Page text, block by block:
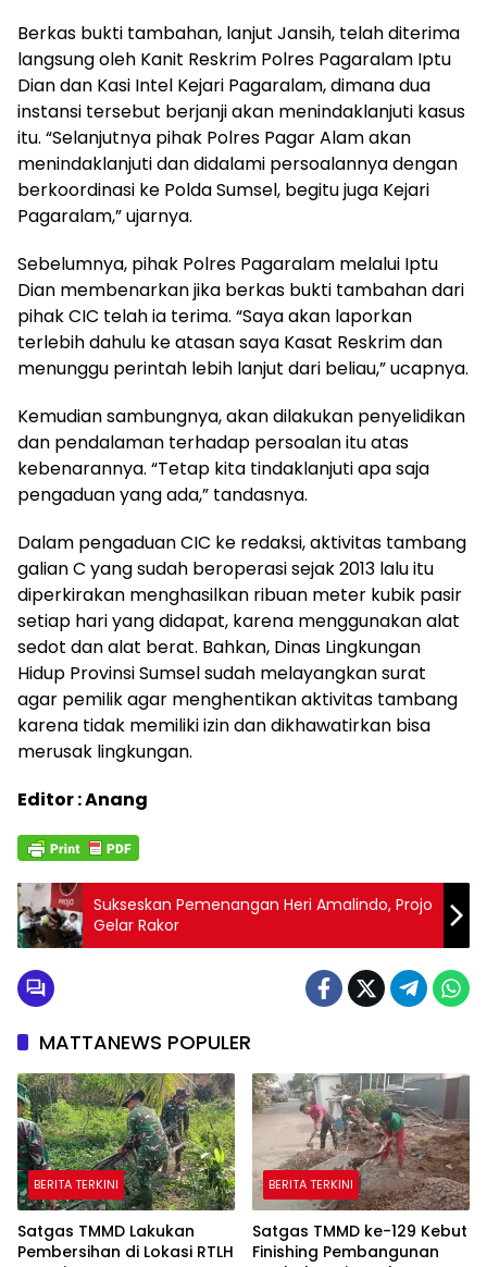
Berkas bukti tambahan, lanjut Jansih, telah diterima
langsung oleh Kanit Reskrim Polres Pagaralam Iptu
Dian dan Kasi Intel Kejari Pagaralam, dimana dua
instansi tersebut berjanji akan menindaklanjuti kasus
itu. “Selanjutnya pihak Polres Pagar Alam akan
menindaklanjuti dan didalami persoalannya dengan
berkoordinasi ke Polda Sumsel, begitu juga Kejari
Pagaralam,” ujarnya.
Sebelumnya, pihak Polres Pagaralam melalui Iptu
Dian membenarkan jika berkas bukti tambahan dari
pihak CIC telah ia terima. “Saya akan laporkan
terlebih dahulu ke atasan saya Kasat Reskrim dan
menunggu perintah lebih lanjut dari beliau,” ucapnya.
Kemudian sambungnya, akan dilakukan penyelidikan
dan pendalaman terhadap persoalan itu atas
kebenarannya. “Tetap kita tindaklanjuti apa saja
pengaduan yang ada,” tandasnya.
Dalam pengaduan CIC ke redaksi, aktivitas tambang
galian C yang sudah beroperasi sejak 2013 lalu itu
diperkirakan menghasilkan ribuan meter kubik pasir
setiap hari yang didapat, karena menggunakan alat
sedot dan alat berat. Bahkan, Dinas Lingkungan
Hidup Provinsi Sumsel sudah melayangkan surat
agar pemilik agar menghentikan aktivitas tambang
karena tidak memiliki izin dan dikhawatirkan bisa
merusak lingkungan.
Editor : Anang
Sukseskan Pemenangan Heri Amalindo, Projo
Gelar Rakor
MATTANEWS POPULER
BERITA TERKINI
Satgas TMMD Lakukan
Pembersihan di Lokasi RTLH
BERITA TERKINI
Satgas TMMD ke-129 Kebut
Finishing Pembangunan